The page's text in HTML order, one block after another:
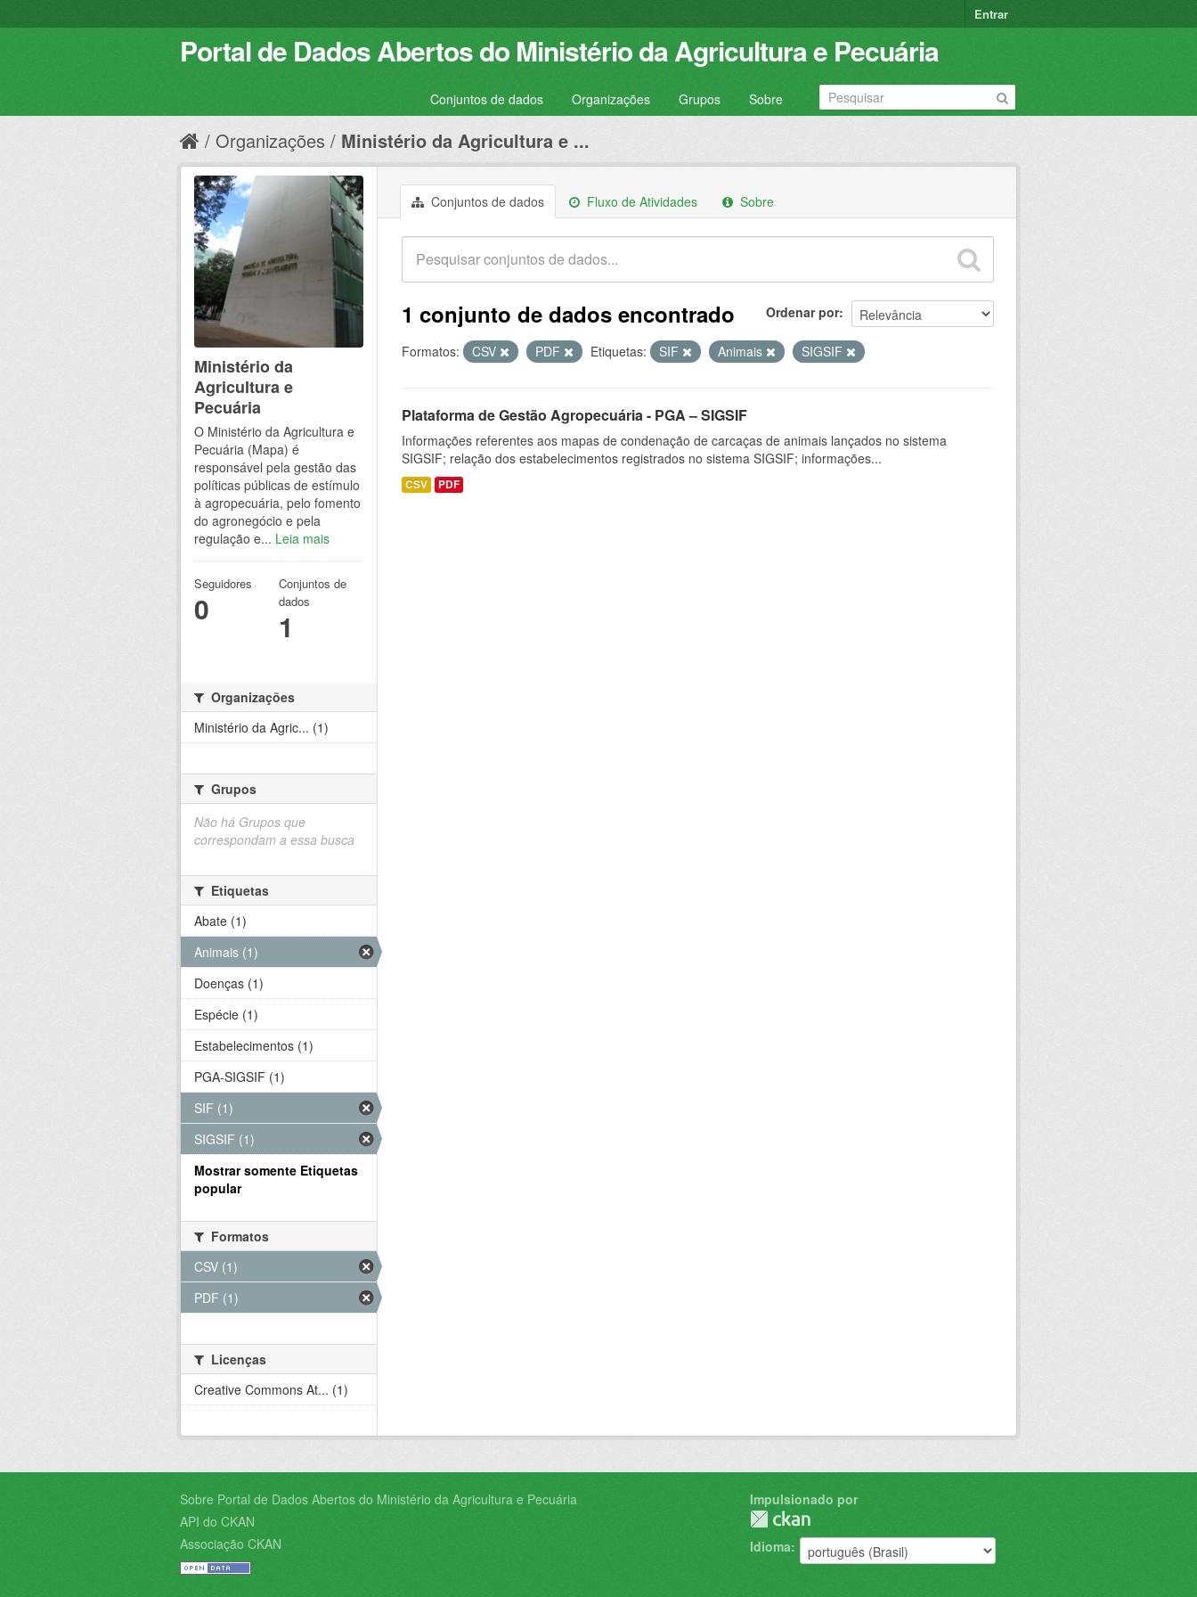
Entrar
Portal de Dados Abertos do Ministério da Agricultura e Pecuária
Conjuntos de dados Organizações Grupos Sobre
Organizações Ministério da Agricultura e ...
Conjuntos de dados Fluxo de Atividades Sobre
Ordenar por
1 conjunto de dados encontrado
Formatos: CSV PDF Etiquetas: SIF Animais SIGSIF
Plataforma de Gestão Agropecuária - PGA – SIGSIF
Informações referentes aos mapas de condenação de carcaças de animais lançados no sistema
SIGSIF; relação dos estabelecimentos registrados no sistema SIGSIF; informações...
CSV PDF
Ministério da
Agricultura e
Pecuária
O Ministério da Agricultura e
Pecuária (Mapa) é
responsável pela gestão das
políticas públicas de estímulo
à agropecuária, pelo fomento
do agronegócio e pela
regulação e... Leia mais
Seguidores
0
Conjuntos de
dados
1
Organizações
Ministério da Agric... (1)
Grupos
Não há Grupos que
correspondam a essa busca
Etiquetas
Abate (1)
Animais (1)
Doenças (1)
Espécie (1)
Estabelecimentos (1)
PGA-SIGSIF (1)
SIF (1)
SIGSIF (1)
Mostrar somente Etiquetas
popular
Formatos
CSV (1)
PDF (1)
Licenças
Creative Commons At... (1)
Sobre Portal de Dados Abertos do Ministério da Agricultura e Pecuária
API do CKAN
Associação CKAN
Impulsionado por
Idioma